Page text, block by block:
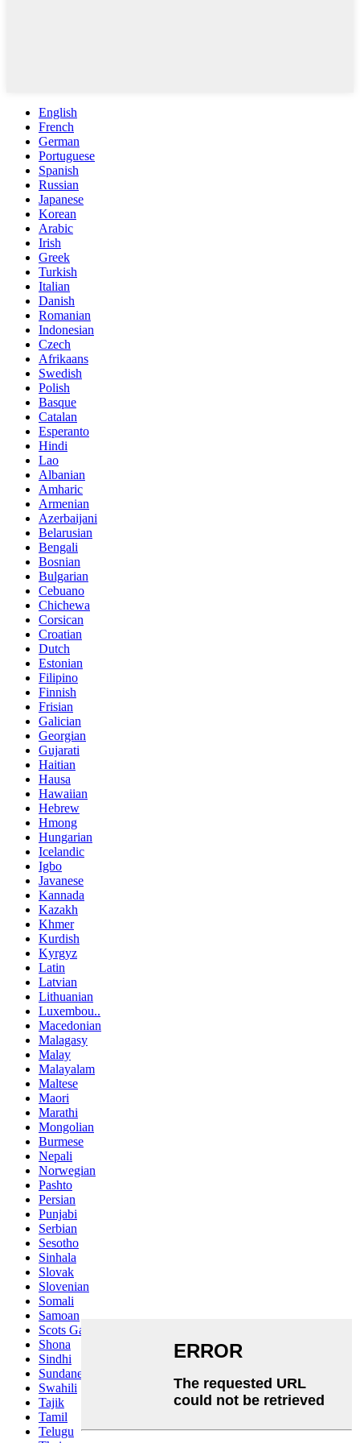
English
French
German
Portuguese
Spanish
Russian
Japanese
Korean
Arabic
Irish
Greek
Turkish
Italian
Danish
Romanian
Indonesian
Czech
Afrikaans
Swedish
Polish
Basque
Catalan
Esperanto
Hindi
Lao
Albanian
Amharic
Armenian
Azerbaijani
Belarusian
Bengali
Bosnian
Bulgarian
Cebuano
Chichewa
Corsican
Croatian
Dutch
Estonian
Filipino
Finnish
Frisian
Galician
Georgian
Gujarati
Haitian
Hausa
Hawaiian
Hebrew
Hmong
Hungarian
Icelandic
Igbo
Javanese
Kannada
Kazakh
Khmer
Kurdish
Kyrgyz
Latin
Latvian
Lithuanian
Luxembou..
Macedonian
Malagasy
Malay
Malayalam
Maltese
Maori
Marathi
Mongolian
Burmese
Nepali
Norwegian
Pashto
Persian
Punjabi
Serbian
Sesotho
Sinhala
Slovak
Slovenian
Somali
Samoan
Scots Gaelic
Shona
Sindhi
Sundanese
Swahili
Tajik
Tamil
Telugu